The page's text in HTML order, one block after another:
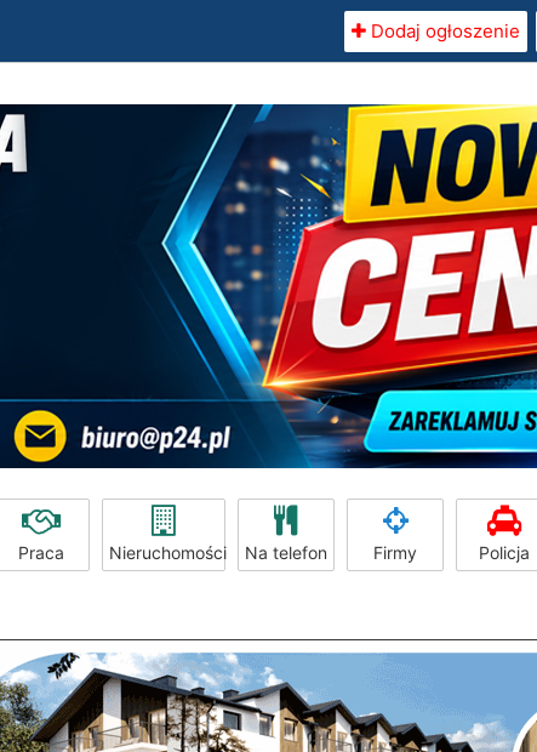
Dodaj ogłoszenie
Praca Nieruchomości Na telefon Firmy Policja